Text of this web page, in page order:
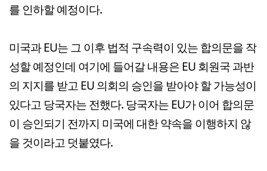
를 인하할 예정이다.
미국과 EU는 그 이후 법적 구속력이 있는 합의문을 작
성할 예정인데 여기에 들어갈 내용은 EU 회원국 과반
의 지지를 받고 EU 의회의 승인을 받아야 할 가능성이
있다고 당국자는 전했다. 당국자는 EU가 이어 합의문
이 승인되기 전까지 미국에 대한 약속을 이행하지 않
을 것이라고 덧붙였다.